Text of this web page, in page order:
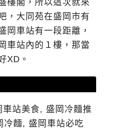
樓閣，所以這次就來
，大同苑在盛岡市有
岡車站有一段距離，
車站內的１樓，那當
XD。